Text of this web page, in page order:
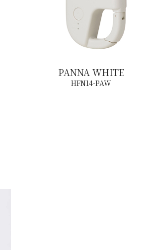
PANNA WHITE
HFN14-PAW